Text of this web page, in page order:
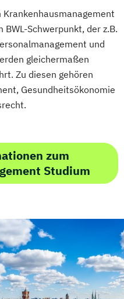
Schwerpunkt, der z.B.
und
gleichermaßen
Zu diesen gehören
Gesundheitsökonomie
zum
Studium